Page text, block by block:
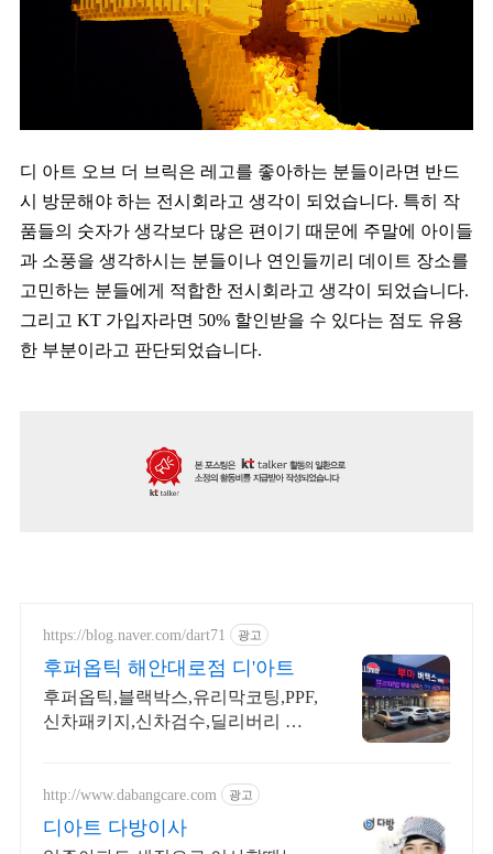
디 아트 오브 더 브릭은 레고를 좋아하는 분들이라면 반드
시 방문해야 하는 전시회라고 생각이 되었습니다. 특히 작
품들의 숫자가 생각보다 많은 편이기 때문에 주말에 아이들
과 소풍을 생각하시는 분들이나 연인들끼리 데이트 장소를
고민하는 분들에게 적합한 전시회라고 생각이 되었습니다.
그리고 KT 가입자라면 50% 할인받을 수 있다는 점도 유용
한 부분이라고 판단되었습니다.
https://blog.naver.com/dart71 광고
후퍼옵틱 해안대로점 디'아트
후퍼옵틱,블랙박스,유리막코팅,PPF,
신차패키지,신차검수,딜리버리 서
http://www.dabangcare.com 광고
디아트 다방이사